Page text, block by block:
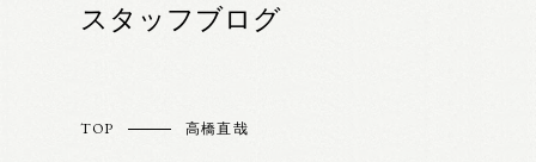
スタッフブログ
TOP 高橋直哉